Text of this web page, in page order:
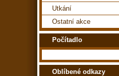
Utkání
Ostatní akce
Počítadlo
Oblíbené odkazy